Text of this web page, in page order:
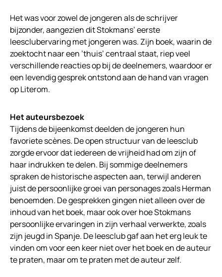
Het was voor zowel de jongeren als de schrijver
bijzonder, aangezien dit Stokmans’ eerste
leesclubervaring met jongeren was. Zijn boek, waarin de
zoektocht naar een ’thuis’ centraal staat, riep veel
verschillende reacties op bij de deelnemers, waardoor er
een levendig gesprek ontstond aan de hand van vragen
op Literom.
Het auteursbezoek
Tijdens de bijeenkomst deelden de jongeren hun
favoriete scènes. De open structuur van de leesclub
zorgde ervoor dat iedereen de vrijheid had om zijn of
haar indrukken te delen. Bij sommige deelnemers
spraken de historische aspecten aan, terwijl anderen
juist de persoonlijke groei van personages zoals Herman
benoemden. De gesprekken gingen niet alleen over de
inhoud van het boek, maar ook over hoe Stokmans
persoonlijke ervaringen in zijn verhaal verwerkte, zoals
zijn jeugd in Spanje. De leesclub gaf aan het erg leuk te
vinden om voor een keer niet over het boek en de auteur
te praten, maar om te praten met de auteur zelf.